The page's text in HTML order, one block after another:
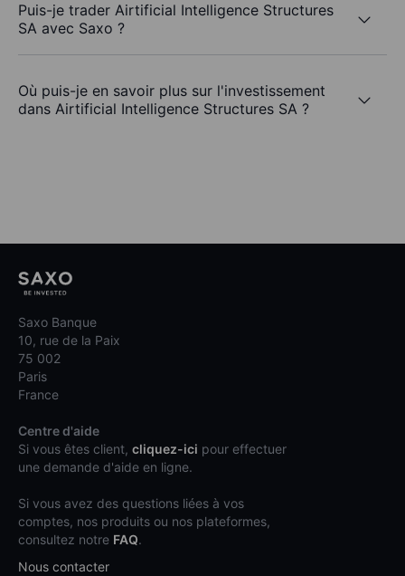
Puis-je trader Airtificial Intelligence Structures
SA avec Saxo ?
Où puis-je en savoir plus sur l'investissement
dans Airtificial Intelligence Structures SA ?
Saxo Banque
10, rue de la Paix
75 002
Paris
France
Centre d'aide
Si vous êtes client, cliquez-ici pour effectuer
une demande d'aide en ligne.
Si vous avez des questions liées à vos
comptes, nos produits ou nos plateformes,
consultez notre FAQ.
Nous contacter